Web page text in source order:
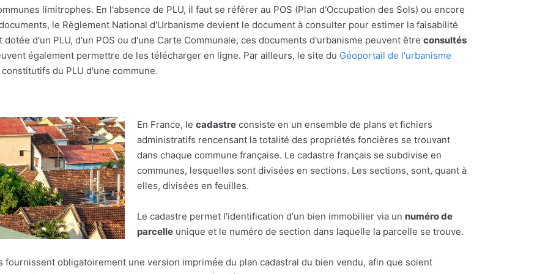
limitrophes. En l'absence de PLU, il faut se référer au POS (Plan d'Occupation des Sols) ou encore
le Règlement National d'Urbanisme devient le document à consulter pour estimer la faisabilité
d'un PLU, d'un POS ou d'une Carte Communale, ces documents d'urbanisme peuvent être consultés
également permettre de les télécharger en ligne. Par ailleurs, le site du Géoportail de l'urbanisme
du PLU d'une commune.
En France, le cadastre consiste en un ensemble de plans et fichiers
administratifs rencensant la totalité des propriétés foncières se trouvant
dans chaque commune française. Le cadastre français se subdivise en
communes, lesquelles sont divisées en sections. Les sections, sont, quant à
elles, divisées en feuilles.
Le cadastre permet l'identification d'un bien immobilier via un numéro de
parcelle unique et le numéro de section dans laquelle la parcelle se trouve.
obligatoirement une version imprimée du plan cadastral du bien vendu, afin que soient